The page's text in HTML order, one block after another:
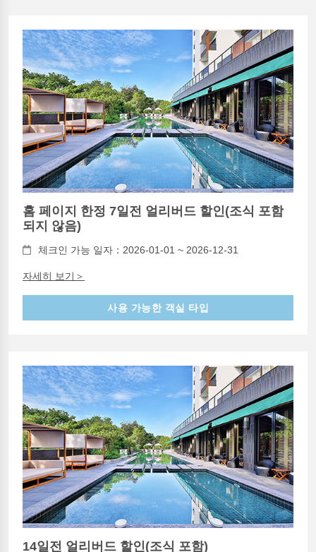
홈 페이지 한정 7일전 얼리버드 할인(조식 포함
되지 않음)
체크인 가능 일자：2026-01-01 ~ 2026-12-31
자세히 보기＞
사용 가능한 객실 타입
14일전 얼리버드 할인(조식 포함)